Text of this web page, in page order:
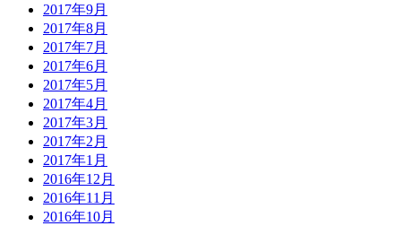
2017年9月
2017年8月
2017年7月
2017年6月
2017年5月
2017年4月
2017年3月
2017年2月
2017年1月
2016年12月
2016年11月
2016年10月